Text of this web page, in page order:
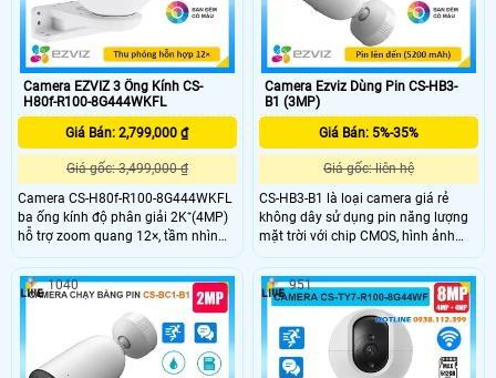
cho việc giám sát an ninh
Camera EZVIZ 3 Ống Kính CS-
H80f-R100-8G444WKFL
Giá Bán: 2,799,000 ₫
Giá gốc: 3,499,000 ₫
Camera CS-H80f-R100-8G444WKFL
ba ống kính độ phân giải 2K⁺(4MP)
hỗ trợ zoom quang 12×, tầm nhìn
hồng ngoại 30m và có màu ban
đêm lên đến 20m. Camera quay
xoay 360° tích hợp đàm thoại hai
chiều, còi báo động và đèn chớp
giúp tăng cường an ninh. Chuẩn
IP67 đảm bảo khả năng chống bụi,
nước, hoạt động bền bỉ trong mọi
Camera Ezviz Dùng Pin CS-HB3-
B1 (3MP)
Giá Bán: 5%-35%
Giá gốc: liên hệ
CS-HB3-B1 là loại camera giá rẻ
không dây sử dụng pin năng lượng
mặt trời với chip CMOS, hình ảnh
sinh động và khả năng xem ban
đêm với hồng ngoại 15m có hỗ trợ
màu ban đêm. Độ phân giải 3.0 MP
và tích hợp công nghệ nhận biết
người giúp cho hình ảnh luôn chất
lượng, đàm thoại 2 chiều chống chịu
được mọi thời tiết tấm pin sử dụng
1040 951